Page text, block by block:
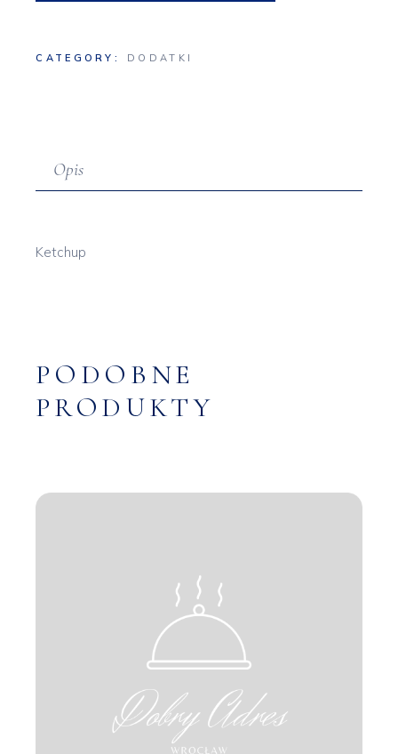
CATEGORY: DODATKI
Opis
Ketchup
PODOBNE
PRODUKTY